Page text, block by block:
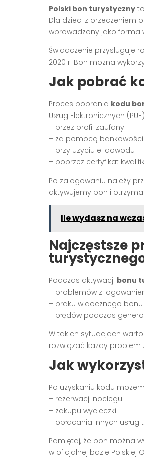
Polski bon turystyczny
Dla dzieci z orzeczeniem
wprowadzony jako forma
Świadczenie przysługuje
2020 r. Bon można
Jak pobrać
Proces pobrania kodu
Usług Elektronicznych
– przez profil zaufany
– za pomocą
– przy użyciu e-dowodu
– poprzez certyfikat
Po zalogowaniu należy
aktywujemy bon i
Ile wydasz na
Najczęstsze
Podczas aktywacji bonu
– problemów z
– braku widocznego
– błędów podczas
W takich sytuacjach warto
rozwiązać każdy problem
Jak
Po uzyskaniu kodu
– rezerwacji noclegu
– zakupu wycieczki
– opłacania innych usług
Pamiętaj, że bon można
w oficjalnej bazie Polskiej